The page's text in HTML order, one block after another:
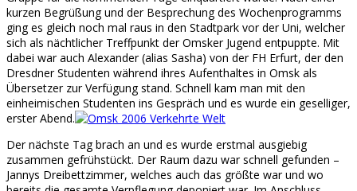
kurzen Begrüßung und der Besprechung des Wochenprogramms
ging es gleich noch mal raus in den Stadtpark vor der Uni, welcher
sich als nächtlicher Treffpunkt der Omsker Jugend entpuppte. Mit
dabei war auch Alexander (alias Sasha) von der FH Erfurt, der den
Dresdner Studenten während ihres Aufenthaltes in Omsk als
Übersetzer zur Verfügung stand. Schnell kam man mit den
einheimischen Studenten ins Gespräch und es wurde ein geselliger,
erster Abend.
Der nächste Tag brach an und es wurde erstmal ausgiebig
zusammen gefrühstückt. Der Raum dazu war schnell gefunden –
Jannys Dreibettzimmer, welches auch das größte war und wo